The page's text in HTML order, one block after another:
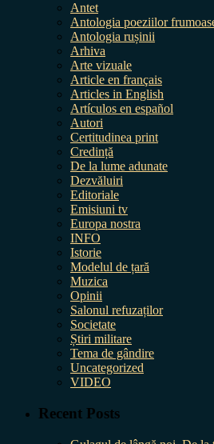
Antet
Antologia poeziilor
Antologia rușinii
Arhiva
Arte vizuale
Article en français
Articles in English
Artículos en español
Autori
Certitudinea print
Credință
De la lume adunate
Dezvăluiri
Editoriale
Emisiuni tv
Europa nostra
INFO
Istorie
Modelul de țară
Muzica
Opinii
Salonul refuzaților
Societate
Știri militare
Tema de gândire
Uncategorized
VIDEO
Recent Posts